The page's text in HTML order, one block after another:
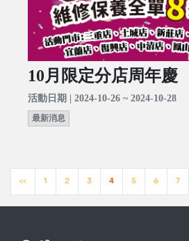
10月限定分店周年慶
活動日期 | 2024-10-26 ~ 2024-10-28
最新消息
<< 1 2 3 4 5 6 7